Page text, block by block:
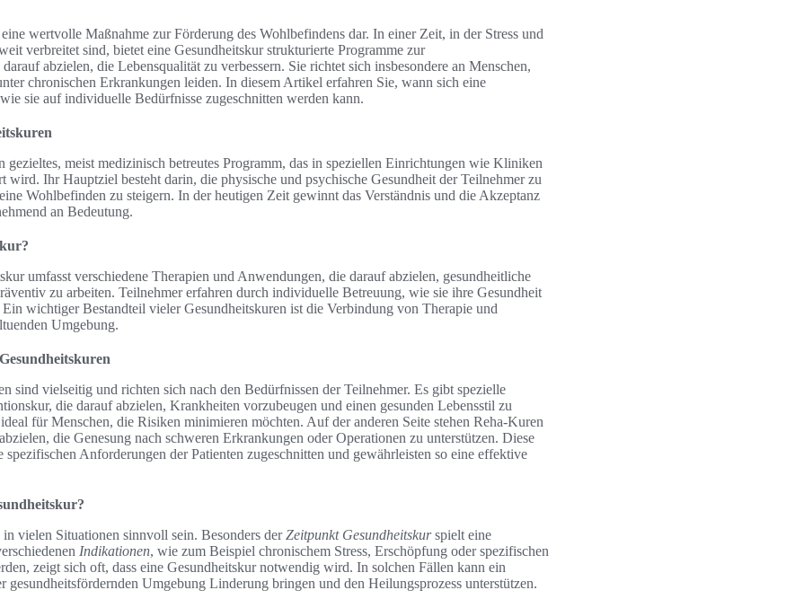
wertvolle Maßnahme zur Förderung des Wohlbefindens dar. In einer Zeit, in der Stress und
verbreitet sind, bietet eine Gesundheitskur strukturierte Programme zur
abzielen, die Lebensqualität zu verbessern. Sie richtet sich insbesondere an Menschen,
chronischen Erkrankungen leiden. In diesem Artikel erfahren Sie, wann sich eine
sie auf individuelle Bedürfnisse zugeschnitten werden kann.
gezieltes, meist medizinisch betreutes Programm, das in speziellen Einrichtungen wie Kliniken
wird. Ihr Hauptziel besteht darin, die physische und psychische Gesundheit der Teilnehmer zu
Wohlbefinden zu steigern. In der heutigen Zeit gewinnt das Verständnis und die Akzeptanz
an Bedeutung.
umfasst verschiedene Therapien und Anwendungen, die darauf abzielen, gesundheitliche
zu arbeiten. Teilnehmer erfahren durch individuelle Betreuung, wie sie ihre Gesundheit
wichtiger Bestandteil vieler Gesundheitskuren ist die Verbindung von Therapie und
Umgebung.
sind vielseitig und richten sich nach den Bedürfnissen der Teilnehmer. Es gibt spezielle
die darauf abzielen, Krankheiten vorzubeugen und einen gesunden Lebensstil zu
für Menschen, die Risiken minimieren möchten. Auf der anderen Seite stehen Reha-Kuren
die Genesung nach schweren Erkrankungen oder Operationen zu unterstützen. Diese
spezifischen Anforderungen der Patienten zugeschnitten und gewährleisten so eine effektive
vielen Situationen sinnvoll sein. Besonders derZeitpunkt Gesundheitskurspielt eine
Indikationen, wie zum Beispiel chronischem Stress, Erschöpfung oder spezifischen
zeigt sich oft, dass eine Gesundheitskur notwendig wird. In solchen Fällen kann ein
gesundheitsfördernden Umgebung Linderung bringen und den Heilungsprozess unterstützen.